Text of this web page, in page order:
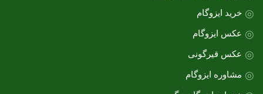
خرید ایزوگام
عکس ایزوگام
عکس قیرگونی
مشاوره ایزوگام